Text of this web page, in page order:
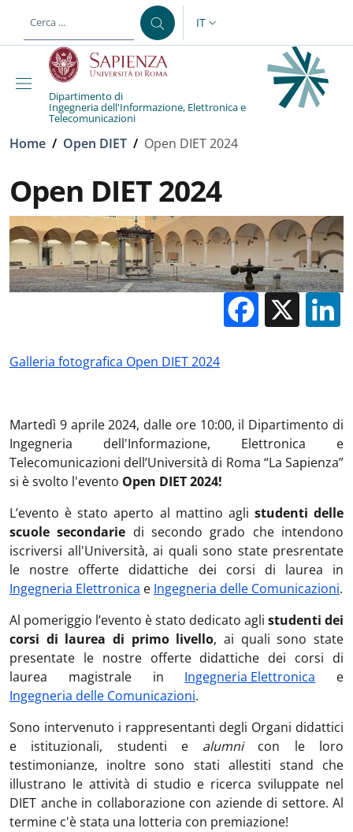
al contenuto principale
SELETTORE LINGUA:
IT
Dipartimento di
Ingegneria dell'Informazione, Elettronica e
Telecomunicazioni
Briciole di pane
Home / Open DIET / Open DIET 2024
Open DIET 2024
X
Galleria fotografica Open DIET 2024
Martedì 9 aprile 2024, dalle ore 10:00, il Dipartimento di
Ingegneria dell'Informazione, Elettronica e
Telecomunicazioni dell’Università di Roma “La Sapienza”
si è svolto l'evento Open DIET 2024!
L’evento è stato aperto al mattino agli studenti delle
scuole secondarie di secondo grado che intendono
iscriversi all'Università, ai quali sono state presrentate
le nostre offerte didattiche dei corsi di laurea in
Ingegneria Elettronica e Ingegneria delle Comunicazioni.
Al pomeriggio l’evento è stato dedicato agli studenti dei
corsi di laurea di primo livello, ai quali sono state
presentate le nostre offerte didattiche dei corsi di
laurea magistrale in Ingegneria Elettronica e
Ingegneria delle Comunicazioni.
Sono intervenuto i rappresentanti degli Organi didattici
e istituzionali, studenti e alumnicon le loro
testimonianze, inoltre sono stati allestiti stand che
illustrano le attività di studio e ricerca sviluppate nel
DIET anche in collaborazione con aziende di settore. Al
termine c'è stata una lotteria con premiazione!